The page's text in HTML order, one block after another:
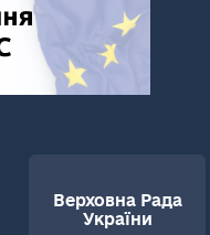
Верховна Рада
України